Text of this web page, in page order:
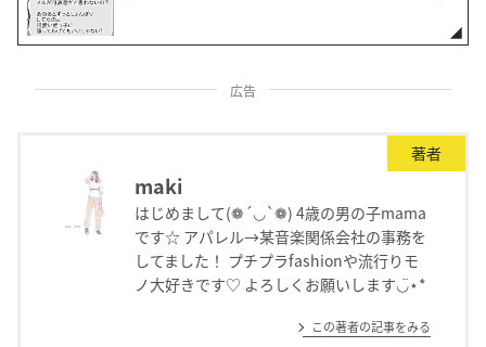
広告
著者
maki
はじめまして(❁´◡`❁) 4歳の男の子mama
です☆ アパレル→某音楽関係会社の事務を
してました！ プチプラfashionや流行りモ
ノ大好きです♡ よろしくお願いします◡̈⋆*
この著者の記事をみる